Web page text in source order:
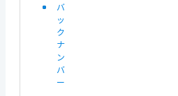
バ
ッ
ク
ナ
ン
バ
ー